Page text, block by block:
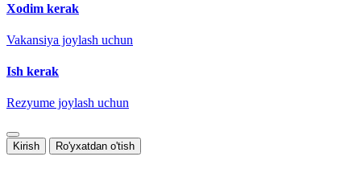
Xodim kerak
Vakansiya joylash uchun
Ish kerak
Rezyume joylash uchun
Kirish Ro'yxatdan o'tish